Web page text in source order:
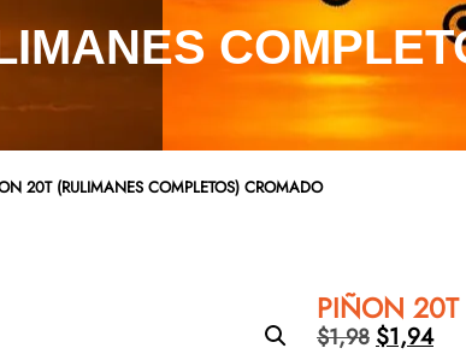
20T (RULIMANES COMPLETOS) CROMADO
PIÑON 20T
$1,98 $1,94